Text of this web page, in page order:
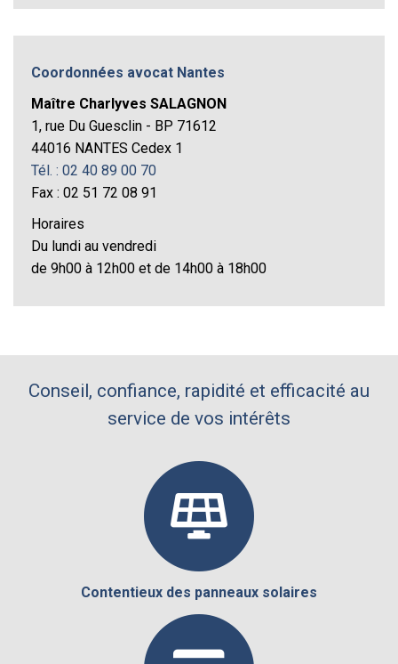
Coordonnées avocat Nantes
Maître Charlyves SALAGNON
1, rue Du Guesclin - BP 71612
44016 NANTES Cedex 1
Tél. : 02 40 89 00 70
Fax : 02 51 72 08 91
Horaires
Du lundi au vendredi
de 9h00 à 12h00 et de 14h00 à 18h00
Conseil, confiance, rapidité et efficacité au
service de vos intérêts
Contentieux des panneaux solaires